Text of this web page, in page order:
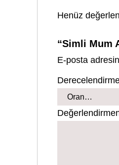
Henüz
“Simli Mum
E-posta